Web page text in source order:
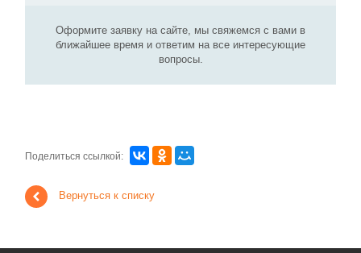
Оформите заявку на сайте, мы свяжемся с вами в
ближайшее время и ответим на все интересующие
вопросы.
Поделиться ссылкой:
Вернуться к списку